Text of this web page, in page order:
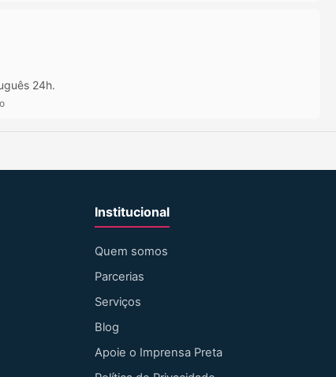
24h.
Institucional
Quem somos
Parcerias
Serviços
Blog
Apoie o Imprensa Preta